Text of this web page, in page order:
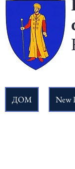
ДОМ New